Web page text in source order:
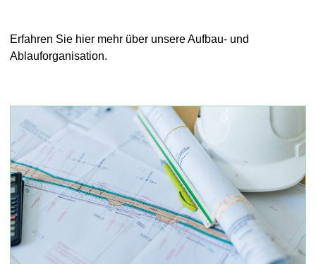
Erfahren Sie hier mehr über unsere Aufbau- und
Ablauforganisation.